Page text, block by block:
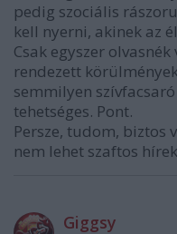
pedig szociális
kell nyerni, akinek az
Csak egyszer
rendezett
semmilyen
tehetséges. Pont.
Persze, tudom, biztos
nem lehet szaftos
Giggsy